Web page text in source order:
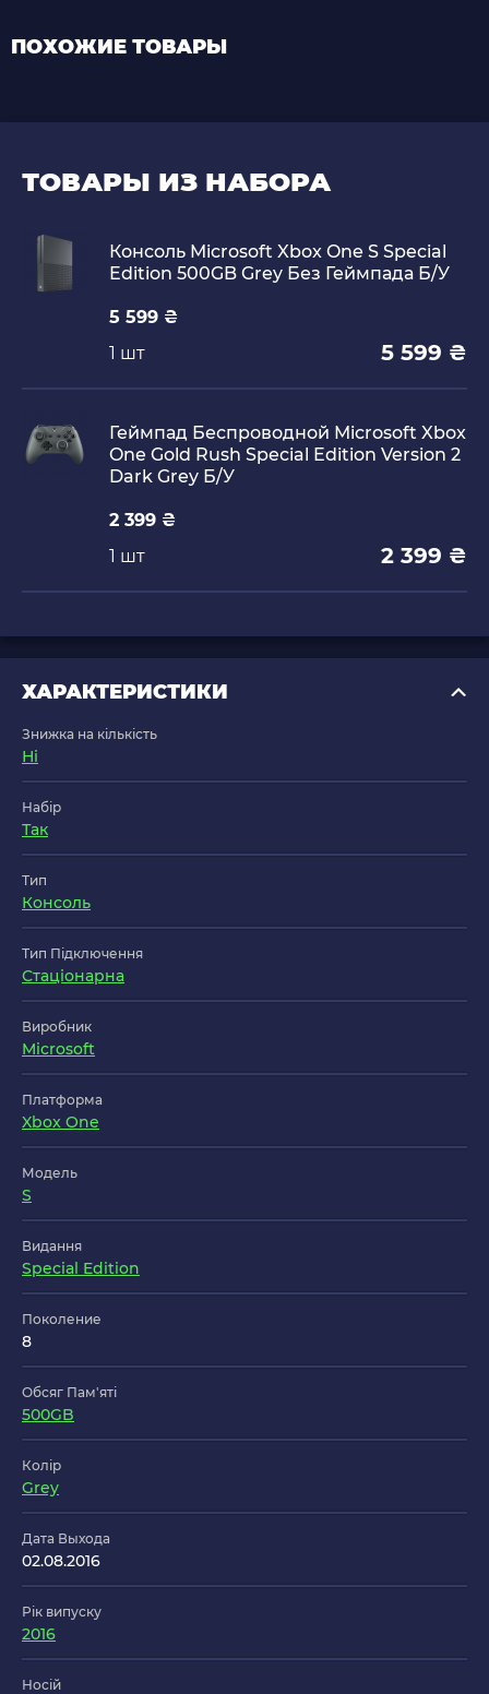
ПОХОЖИЕ ТОВАРЫ
ТОВАРЫ ИЗ НАБОРА
Консоль Microsoft Xbox One S Special
Edition 500GB Grey Без Геймпада Б/У
5 599 ₴
1 шт
5 599 ₴
Геймпад Беспроводной Microsoft Xbox
One Gold Rush Special Edition Version 2
Dark Grey Б/У
2 399 ₴
1 шт
2 399 ₴
ХАРАКТЕРИСТИКИ
Знижка на кількість
Ні
Набір
Так
Тип
Консоль
Тип Підключення
Стаціонарна
Виробник
Microsoft
Платформа
Xbox One
Модель
S
Видання
Special Edition
Поколение
8
Обсяг Пам'яті
500GB
Колір
Grey
Дата Выхода
02.08.2016
Рік випуску
2016
Носій